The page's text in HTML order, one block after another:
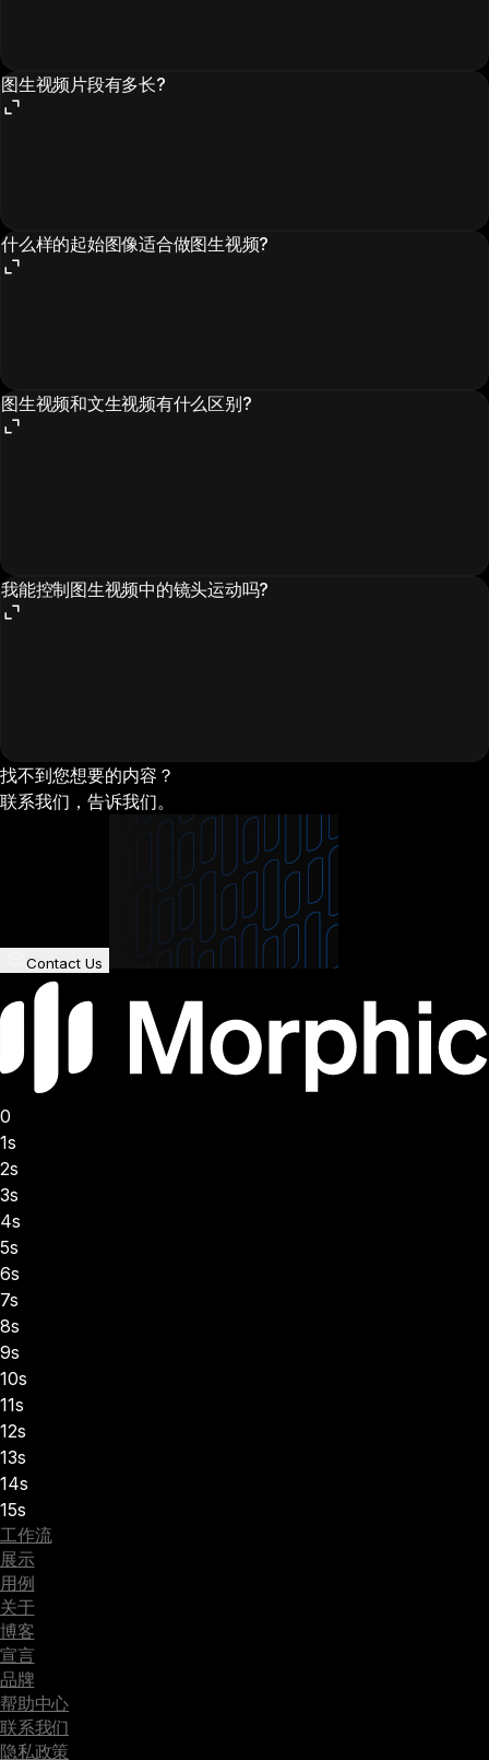
图生视频片段有多长?
什么样的起始图像适合做图生视频?
图生视频和文生视频有什么区别?
我能控制图生视频中的镜头运动吗?
找不到您想要的内容？
联系我们，告诉我们。
Contact Us
0
1s
2s
3s
4s
5s
6s
7s
8s
9s
10s
11s
12s
13s
14s
15s
工作流
展示
用例
关于
博客
宣言
品牌
帮助中心
联系我们
隐私政策